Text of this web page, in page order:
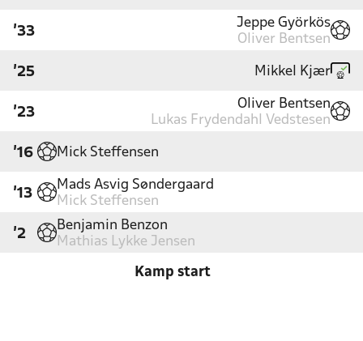
'33
Jeppe Györkös
Oliver Bentsen
'25 Mikkel Kjær
'23
Oliver Bentsen
Lukas Frydendahl Vedstesen
'16 Mick Steffensen
'13
Mads Asvig Søndergaard
Mick Steffensen
'2
Benjamin Benzon
Mathias Lykke Jensen
Kamp start